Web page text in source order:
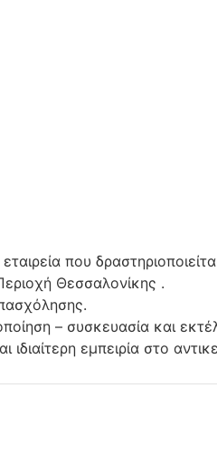
που
Θεσσαλονίκης .
– συσκευασία και
ιδιαίτερη εμπειρία στο